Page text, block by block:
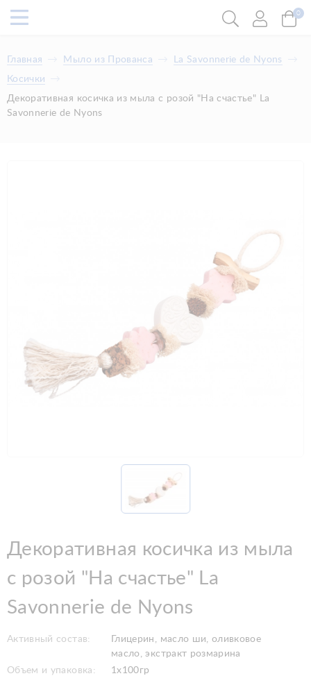
0
Главная Мыло из Прованса
La Savonnerie de Nyons
Косички
Декоративная косичка из мыла с розой "На счастье" La
Savonnerie de Nyons
Декоративная косичка из мыла
с розой "На счастье" La
Savonnerie de Nyons
Активный состав:
Глицерин, масло ши, оливковое
масло, экстракт розмарина
Объем и упаковка:
1x100гр